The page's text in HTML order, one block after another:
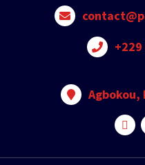
Agbokou,